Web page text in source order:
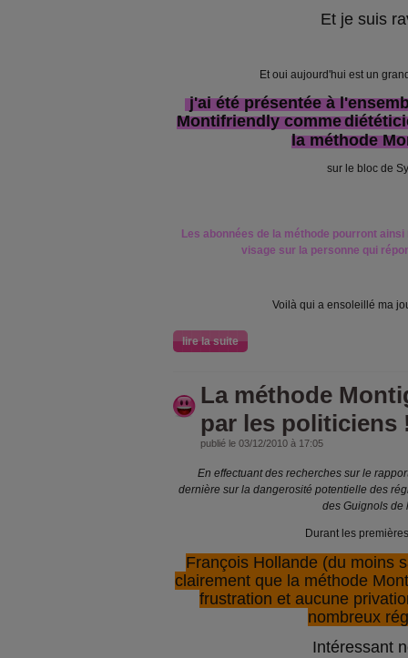
Et je suis
Et oui aujourd'hui est un
j'ai été présentée à
Montifriendly comme
la méthode
sur le bloc de
Les abonnées de la méthode pourront
visage sur la personne qui
Voilà qui a ensoleillé ma
lire la suite
La méthode
par les politiciens
publié le 03/12/2010 à 17:05
En effectuant des recherches sur le
dernière sur la dangerosité potentielle des
des Guignols de
Durant les
François Hollande (du moins
clairement que la méthode
frustration et aucune
nombreux
Intéressant